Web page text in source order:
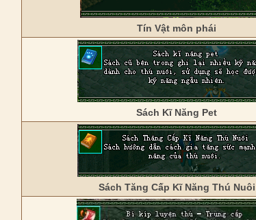
Tín Vật môn phái
Sách Kĩ Năng Pet
Sách Tăng Cấp Kĩ Năng Thú Nuôi